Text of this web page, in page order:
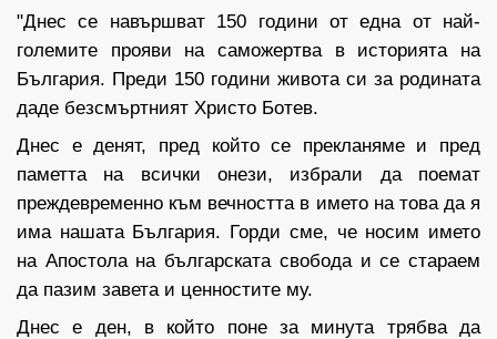
"Днес се навършват 150 години от една от най-
големите прояви на саможертва в историята на
България. Преди 150 години живота си за родината
даде безсмъртният Христо Ботев.
Днес е денят, пред който се прекланяме и пред
паметта на всички онези, избрали да поемат
преждевременно към вечността в името на това да я
има нашата България. Горди сме, че носим името
на Апостола на българската свобода и се стараем
да пазим завета и ценностите му.
Днес е ден, в който поне за минута трябва да